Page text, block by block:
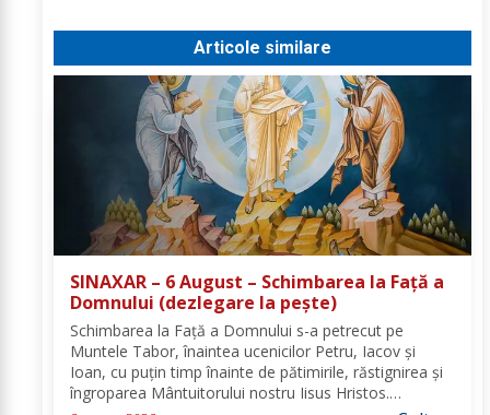
Articole similare
SINAXAR – 6 August – Schimbarea la Față a
Domnului (dezlegare la peşte)
Schimbarea la Față a Domnului s-a petrecut pe
Muntele Tabor, înaintea ucenicilor Petru, Iacov și
Ioan, cu puțin timp înainte de pătimirile, răstignirea și
îngroparea Mântuitorului nostru Iisus Hristos.